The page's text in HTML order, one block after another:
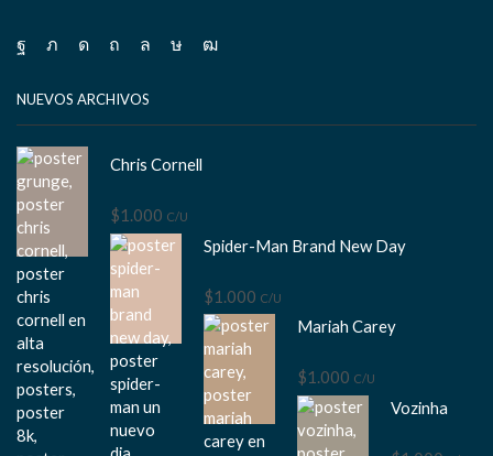
Facebook
TwitterInstagram
Pinterest
Whatsapp
Tik-Youtube
NUEVOS ARCHIVOS
Chris Cornell
$1.000 C/U
Spider-Man Brand New Day
$1.000 C/U
Mariah Carey
$1.000 C/U
Vozinha